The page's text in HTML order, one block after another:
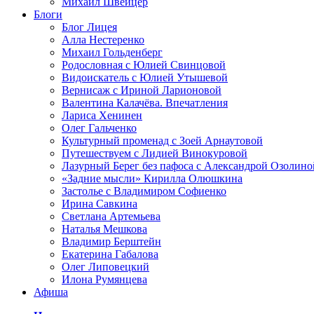
Блоги
Блог Лицея
Алла Нестеренко
Михаил Гольденберг
Родословная с Юлией Свинцовой
Видоискатель с Юлией Утышевой
Вернисаж с Ириной Ларионовой
Валентина Калачёва. Впечатления
Лариса Хенинен
Олег Гальченко
Культурный променад с Зоей Арнаутовой
Путешествуем с Лидией Винокуровой
Лазурный Берег без пафоса с Александрой
«Задние мысли» Кирилла Олюшкина
Застолье с Владимиром Софиенко
Ирина Савкина
Светлана Артемьева
Наталья Мешкова
Владимир Берштейн
Екатерина Габалова
Олег Липовецкий
Илона Румянцева
Афиша